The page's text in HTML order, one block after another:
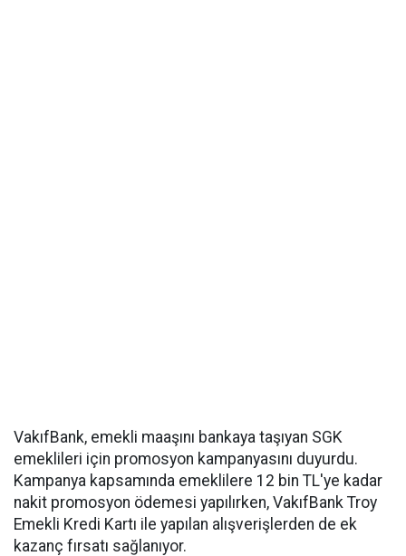
VakıfBank, emekli maaşını bankaya taşıyan SGK
emeklileri için promosyon kampanyasını duyurdu.
Kampanya kapsamında emeklilere 12 bin TL'ye kadar
nakit promosyon ödemesi yapılırken, VakıfBank Troy
Emekli Kredi Kartı ile yapılan alışverişlerden de ek
kazanç fırsatı sağlanıyor.